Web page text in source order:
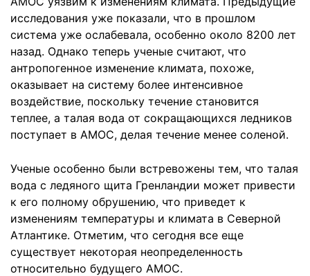
исследования уже показали, что в прошлом
система уже ослабевала, особенно около 8200 лет
назад. Однако теперь ученые считают, что
антропогенное изменение климата, похоже,
оказывает на систему более интенсивное
воздействие, поскольку течение становится
теплее, а талая вода от сокращающихся ледников
поступает в AMOC, делая течение менее соленой.
Ученые особенно были встревожены тем, что талая
вода с ледяного щита Гренландии может привести
к его полному обрушению, что приведет к
изменениям температуры и климата в Северной
Атлантике. Отметим, что сегодня все еще
существует некоторая неопределенность
относительно будущего AMOC.